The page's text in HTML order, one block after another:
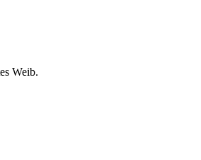
Weib.